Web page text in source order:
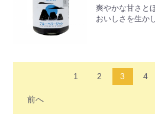
り豊かな味わい
温度や小傷に弱
爽やかな甘さと
おいしさを生か
1 2 3 4
前へ